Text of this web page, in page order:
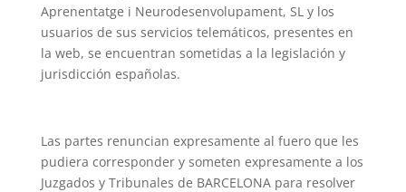
Aprenentatge i Neurodesenvolupament, SL y los
usuarios de sus servicios telemáticos, presentes en
la web, se encuentran sometidas a la legislación y
jurisdicción españolas.
Las partes renuncian expresamente al fuero que les
pudiera corresponder y someten expresamente a los
Juzgados y Tribunales de BARCELONA para resolver